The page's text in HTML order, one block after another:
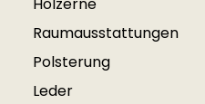
Handwerk
Gründerzeit, sind in
Raritäten mehr, da
Raum­aus­stattung­en
Polsterung
Leder